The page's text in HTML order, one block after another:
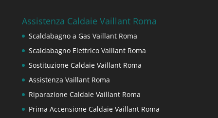
Assistenza Caldaie Vaillant Roma
Scaldabagno a Gas Vaillant Roma
Scaldabagno Elettrico Vaillant Roma
Sostituzione Caldaie Vaillant Roma
Assistenza Vaillant Roma
Riparazione Caldaie Vaillant Roma
Prima Accensione Caldaie Vaillant Roma